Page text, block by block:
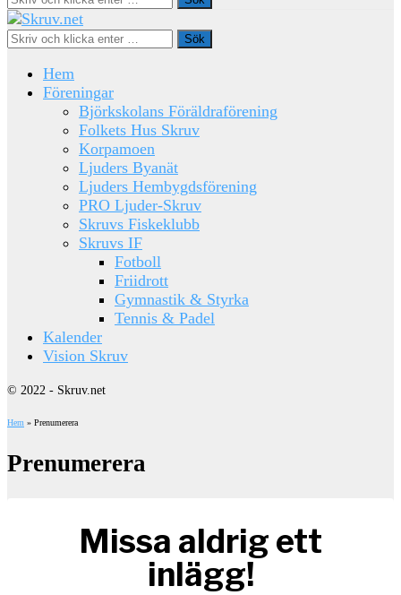
Sök
Hem
Föreningar
Björkskolans Föräldraförening
Folkets Hus Skruv
Korpamoen
Ljuders Byanät
Ljuders Hembygdsförening
PRO Ljuder-Skruv
Skruvs Fiskeklubb
Skruvs IF
Fotboll
Friidrott
Gymnastik & Styrka
Tennis & Padel
Kalender
Vision Skruv
© 2022 - Skruv.net
Hem » Prenumerera
Prenumerera
Missa aldrig ett
inlägg!